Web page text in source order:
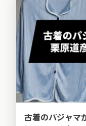
古着のパジャマ